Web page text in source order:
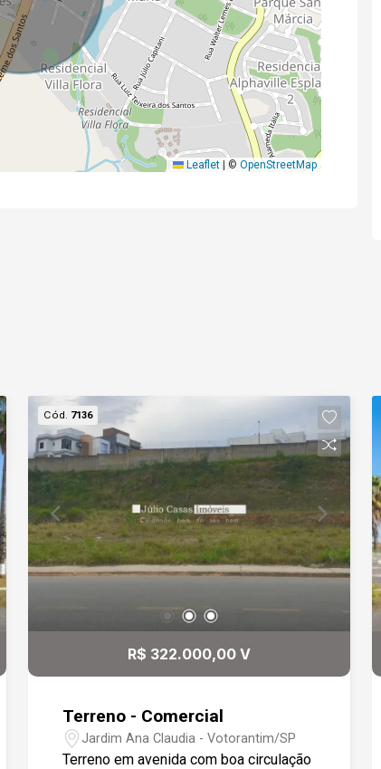
Leaflet |© OpenStreetMap
Cód. 7136
R$ 322.000,00 V
Terreno - Comercial
Jardim Ana Claudia - Votorantim/SP
Terreno em avenida com boa circulação